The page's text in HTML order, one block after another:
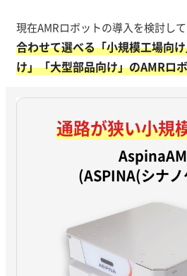
現在AMRロボットの導入を検討し
合わせて選べる「小規模工場向
け」「大型部品向け」のAMRロ
通路が狭い小規
(ASPINA(シナ